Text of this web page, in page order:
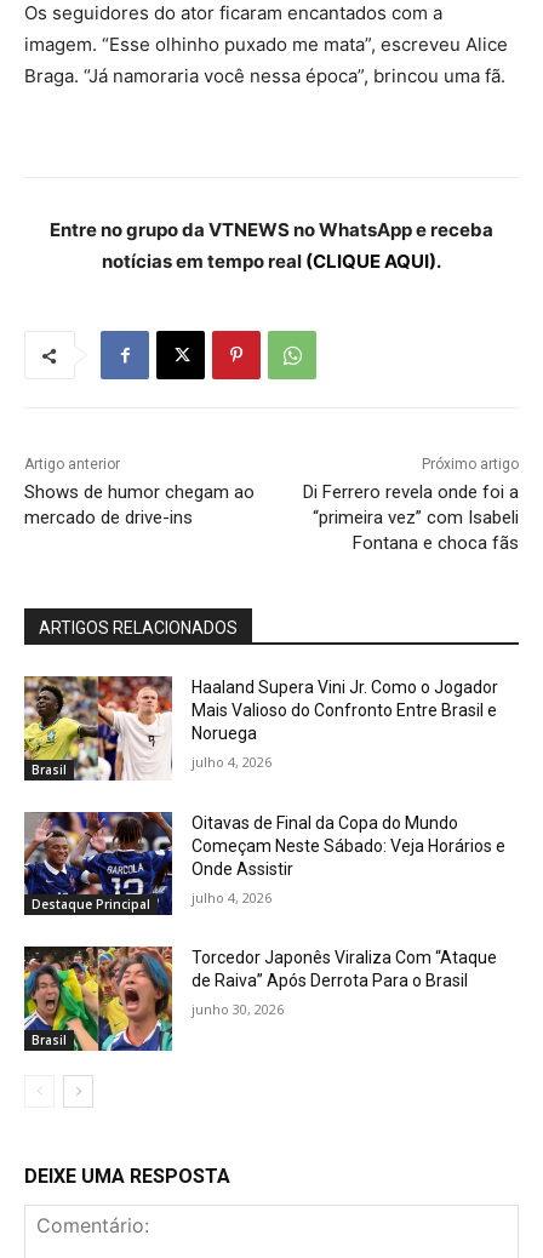
Os seguidores do ator ficaram encantados com a
imagem. “Esse olhinho puxado me mata”, escreveu Alice
Braga. “Já namoraria você nessa época”, brincou uma fã.
Entre no grupo da VTNEWS no WhatsApp e receba
notícias em tempo real (CLIQUE AQUI).
Artigo anterior
Shows de humor chegam ao
mercado de drive-ins
Próximo artigo
Di Ferrero revela onde foi a
“primeira vez” com Isabeli
Fontana e choca fãs
ARTIGOS RELACIONADOS
Brasil
Haaland Supera Vini Jr. Como o Jogador
Mais Valioso do Confronto Entre Brasil e
Noruega
julho 4, 2026
Destaque Principal
Oitavas de Final da Copa do Mundo
Começam Neste Sábado: Veja Horários e
Onde Assistir
julho 4, 2026
Brasil
Torcedor Japonês Viraliza Com “Ataque
de Raiva” Após Derrota Para o Brasil
junho 30, 2026
DEIXE UMA RESPOSTA